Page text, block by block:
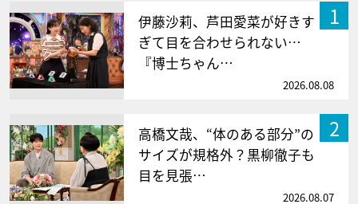
1
伊藤沙莉、芦田愛菜が好きす
ぎて目を合わせられない…
『博士ちゃん…
2026.08.08
2
高橋文哉、“体のある部分”の
サイズが規格外？黒柳徹子も
目を見張…
2026.08.07